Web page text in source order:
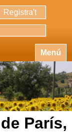
Registra't
Menú
París,